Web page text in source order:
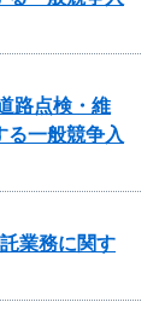
路点検・維
る一般競争入
業務に関す